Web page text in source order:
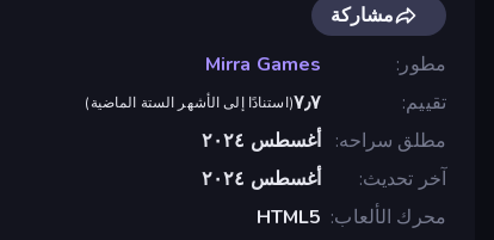
مشاركة
مطور
Mirra Games
تقييم
٧٫٧(استنادًا إلى الأشهر الستة الماضية)
مطلق سراحه
أغسطس ٢٠٢٤
آخر تحديث
أغسطس ٢٠٢٤
محرك الألعاب HTML5